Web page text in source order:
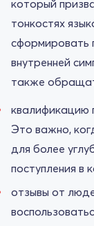
который
тонкостях
сформировать
внутренней
также
квалификацию
Это важно,
для более
поступления в
отзывы от